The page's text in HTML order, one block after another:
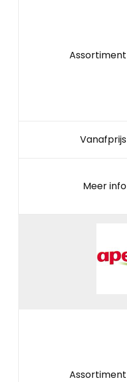
Assortiment
Vanafprijs
Meer info
Assortiment